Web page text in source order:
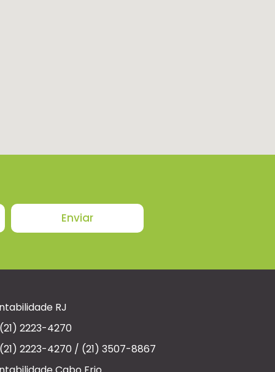
Enviar
RJ
2223-4270
2223-4270 / (21) 3507-8867